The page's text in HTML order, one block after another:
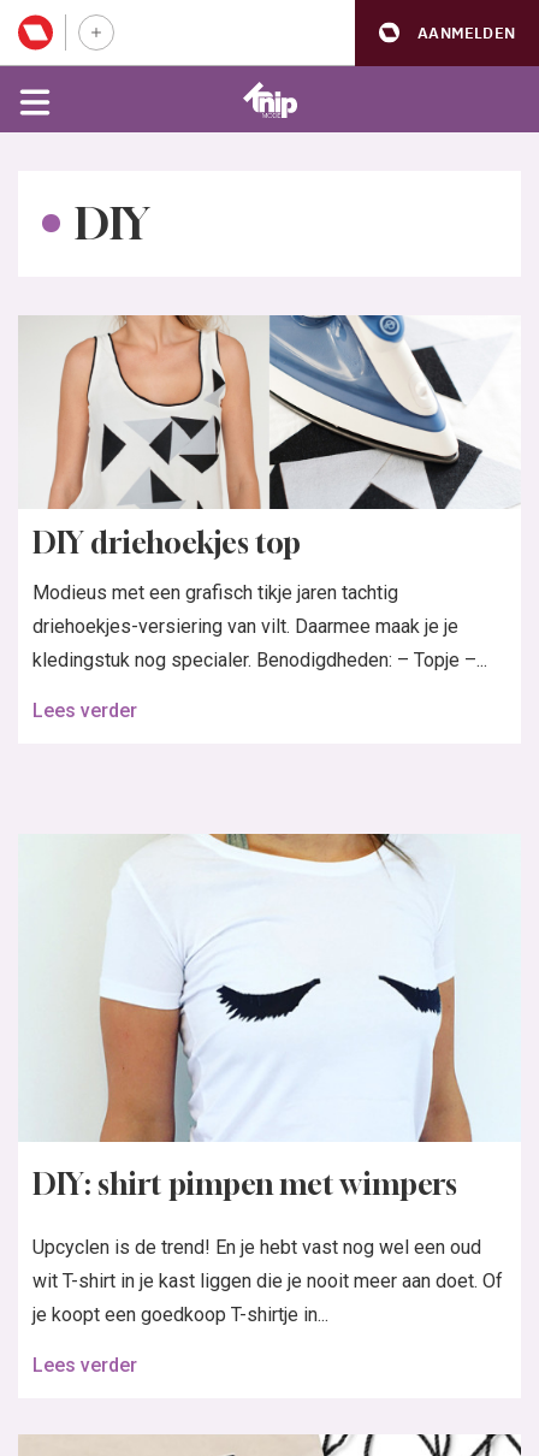
AANMELDEN
DIY
DIY driehoekjes top
Modieus met een grafisch tikje jaren tachtig
driehoekjes-versiering van vilt. Daarmee maak je je
kledingstuk nog specialer. Benodigdheden: – Topje –...
Lees verder
DIY: shirt pimpen met wimpers
Upcyclen is de trend! En je hebt vast nog wel een oud
wit T-shirt in je kast liggen die je nooit meer aan doet. Of
je koopt een goedkoop T-shirtje in...
Lees verder